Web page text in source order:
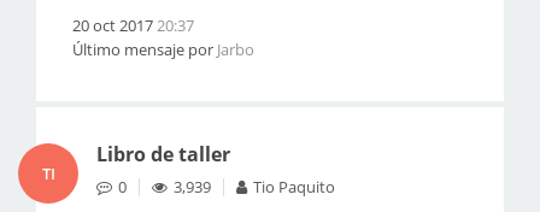
20 oct 201720:37
Último mensaje por Jarbo
TI
Libro de taller
0 3,939 Tio Paquito